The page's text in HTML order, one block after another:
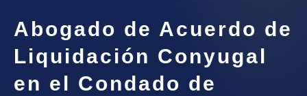
Abogado de Acuerdo de
Liquidación Conyugal
en el Condado de